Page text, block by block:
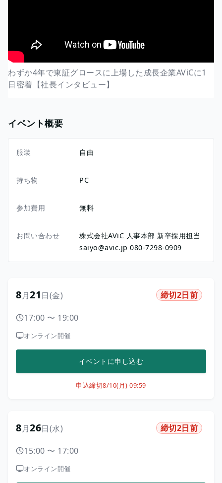
わずか4年で東証グロースに上場した成長企業AViCに1
日密着【社長インタビュー】
イベント概要
服装 自由
持ち物 PC
参加費用 無料
お問い合わせ
株式会社AViC 人事本部 新卒採用担当
saiyo@avic.jp 080-7298-0909
8月21日(金) 締切2日前
17:00 〜 19:00
オンライン開催
イベントに申し込む
申込締切8/10(月) 09:59
8月26日(水) 締切2日前
15:00 〜 17:00
オンライン開催